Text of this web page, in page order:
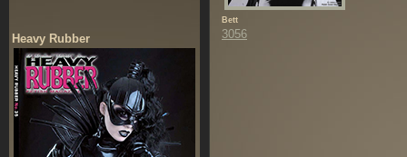
Heavy Rubber
Bett
3056